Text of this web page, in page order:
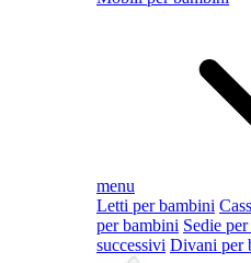
menu
Letti per bambini
per bambini Sedie
successivi Divani per